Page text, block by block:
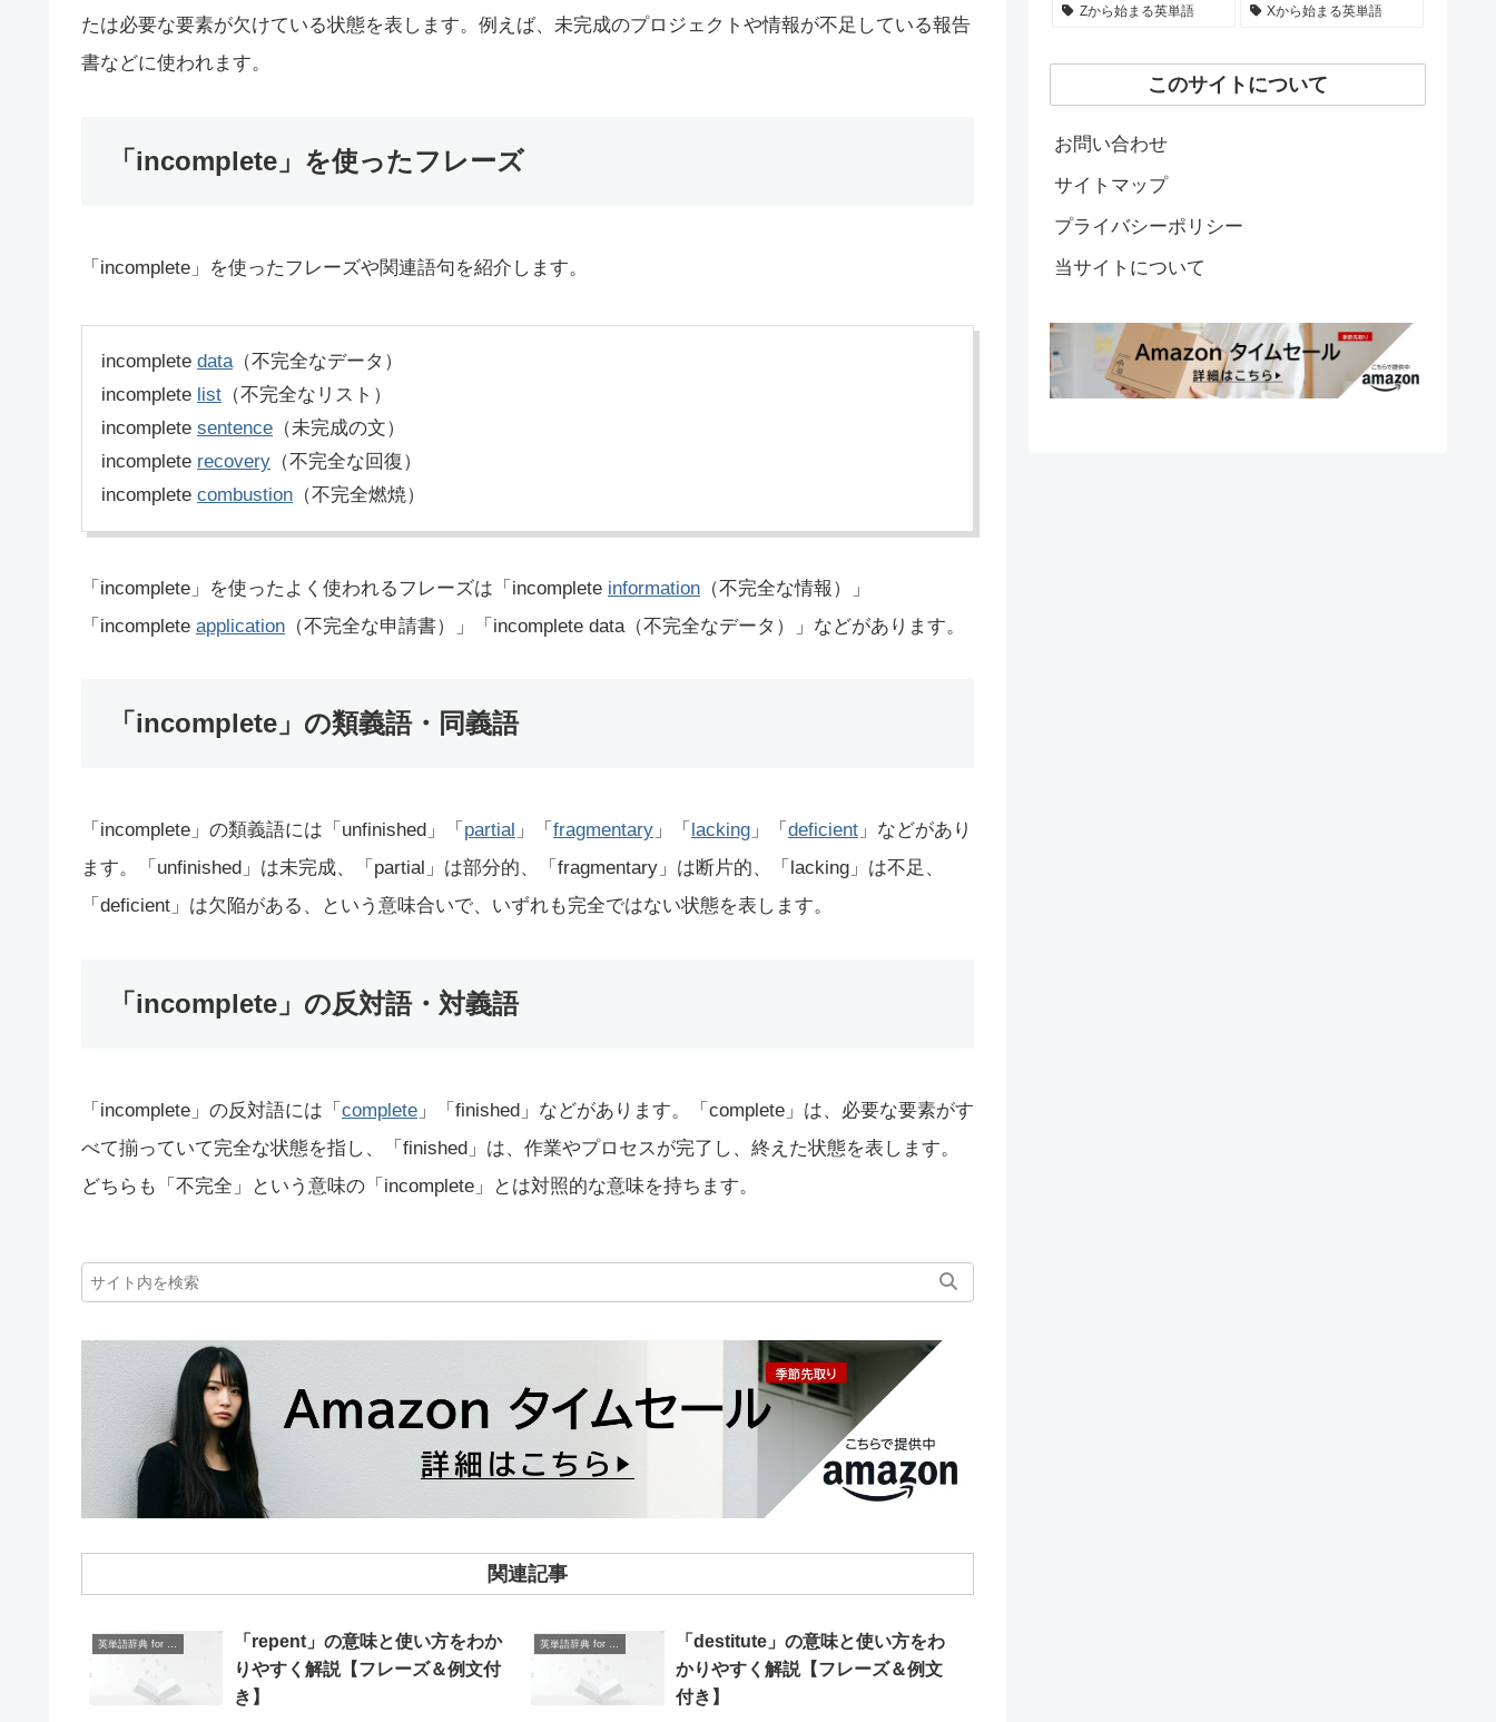
たは必要な要素が欠けている状態を表します。例えば、未完成のプロジェクトや情報が不足している報告
書などに使われます。
「incomplete」を使ったフレーズ
「incomplete」を使ったフレーズや関連語句を紹介します。
incomplete data（不完全なデータ）
incomplete list （不完全なリスト）
incomplete sentence （未完成の文）
incomplete recovery （不完全な回復）
incomplete combustion （不完全燃焼）
「incomplete」を使ったよく使われるフレーズは「incomplete information （不完全な情報）」
「incomplete application （不完全な申請書）」「incomplete data（不完全なデータ）」などがあります。
「incomplete」の類義語・同義語
「incomplete」の類義語には「unfinished」「 partial 」「 fragmentary 」「 lacking 」「 deficient 」などがあり
ます。「unfinished」は未完成、「partial」は部分的、「fragmentary」は断片的、「lacking」は不足、
「deficient」は欠陥がある、という意味合いで、いずれも完全ではない状態を表します。
「incomplete」の反対語・対義語
「incomplete」の反対語には「 complete 」「finished」などがあります。「complete」は、必要な要素がす
べて揃っていて完全な状態を指し、「finished」は、作業やプロセスが完了し、終えた状態を表します。
どちらも「不完全」という意味の「incomplete」とは対照的な意味を持ちます。
関連記事
「repent」の意味と使い方をわか
りやすく解説【フレーズ＆例文付
き】
「destitute」の意味と使い方をわ
かりやすく解説【フレーズ＆例文
付き】
Zから始まる英単語 Xから始まる英単語
このサイトについて
お問い合わせ
サイトマップ
プライバシーポリシー
当サイトについて